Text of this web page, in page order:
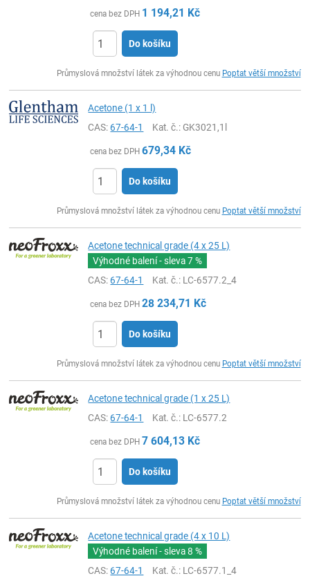
cena bez DPH 1 194,21 Kč
Do košíku
Průmyslová množství látek za výhodnou cenu Poptat větší množství
Acetone (1 x 1 l)
CAS:67-64-1 Kat. č.: GK3021,1l
cena bez DPH 679,34 Kč
Do košíku
Průmyslová množství látek za výhodnou cenu Poptat větší množství
Acetone technical grade (4 x 25 L)
Výhodné balení - sleva7 %
CAS:67-64-1 Kat. č.: LC-6577.2_4
cena bez DPH 28 234,71 Kč
Do košíku
Průmyslová množství látek za výhodnou cenu Poptat větší množství
Acetone technical grade (1 x 25 L)
CAS:67-64-1 Kat. č.: LC-6577.2
cena bez DPH 7 604,13 Kč
Do košíku
Průmyslová množství látek za výhodnou cenu Poptat větší množství
Acetone technical grade (4 x 10 L)
Výhodné balení - sleva8 %
CAS:67-64-1 Kat. č.: LC-6577.1_4